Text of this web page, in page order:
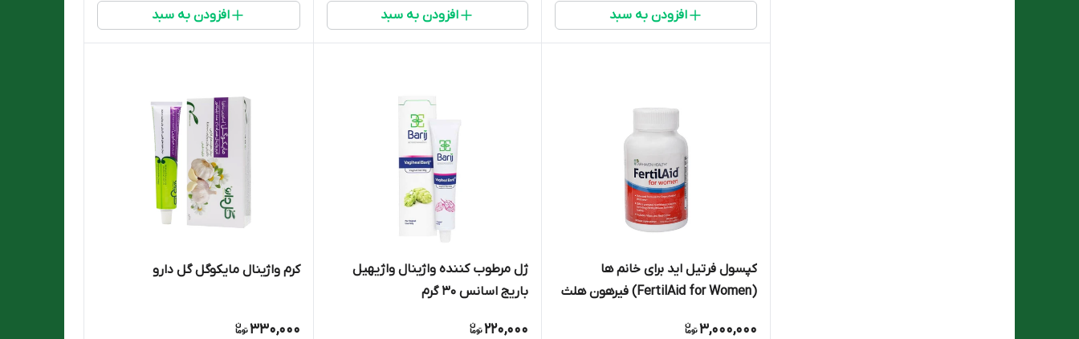
افزودن به سبد افزودن به سبد افزودن به سبد
کپسول فرتیل اید برای خانم ها
(FertilAid for Women) فیرهون هلث
3,000,000
ژل مرطوب کننده واژینال واژیهیل
باریج اسانس 30 گرم
220,000
کرم واژینال مایکوگل گل دارو
330,000